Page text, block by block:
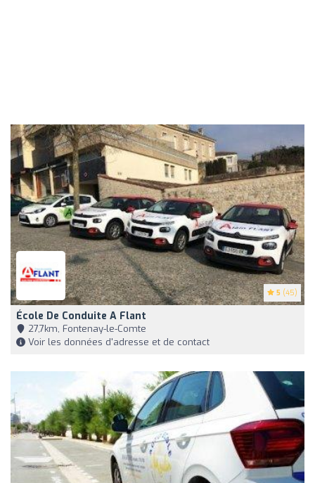
5 (45)
École De Conduite A Flant
27,7km, Fontenay-le-Comte
Voir les données d'adresse et de contact